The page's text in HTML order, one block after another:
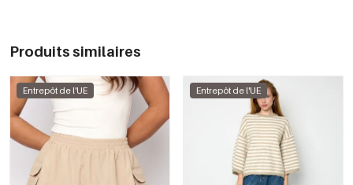
Produits similaires
Entrepôt de l'UE Entrepôt de l'UE